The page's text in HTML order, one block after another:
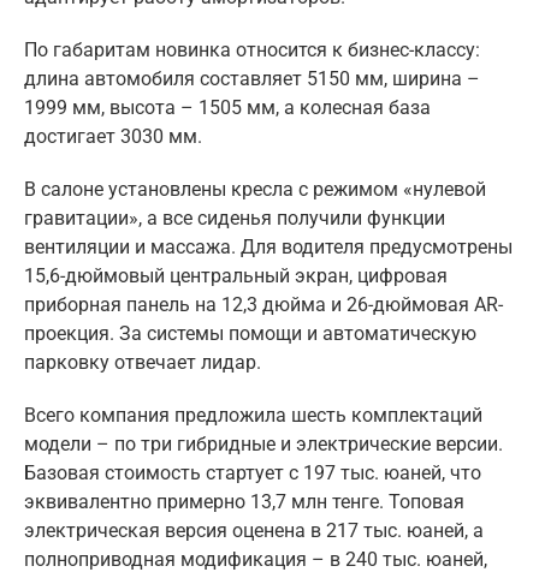
По габаритам новинка относится к бизнес-классу:
длина автомобиля составляет 5150 мм, ширина –
1999 мм, высота – 1505 мм, а колесная база
достигает 3030 мм.
В салоне установлены кресла с режимом «нулевой
гравитации», а все сиденья получили функции
вентиляции и массажа. Для водителя предусмотрены
15,6-дюймовый центральный экран, цифровая
приборная панель на 12,3 дюйма и 26-дюймовая AR-
проекция. За системы помощи и автоматическую
парковку отвечает лидар.
Всего компания предложила шесть комплектаций
модели – по три гибридные и электрические версии.
Базовая стоимость стартует с 197 тыс. юаней, что
эквивалентно примерно 13,7 млн тенге. Топовая
электрическая версия оценена в 217 тыс. юаней, а
полноприводная модификация – в 240 тыс. юаней,